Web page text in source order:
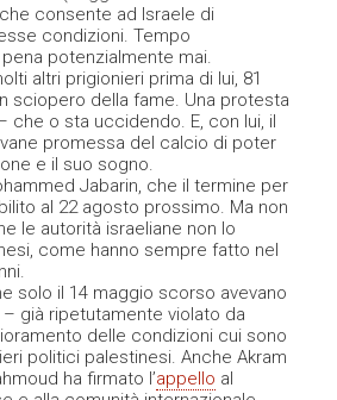
che consente ad Israele di
condizioni. Tempo
potenzialmente mai.
altri prigionieri prima di lui, 81
sciopero della fame. Una protesta
che o sta uccidendo. E, con lui, il
promessa del calcio di poter
e il suo sogno.
Jabarin, che il termine per
al 22 agosto prossimo. Ma non
le autorità israeliane non lo
come hanno sempre fatto nel
solo il 14 maggio scorso avevano
già ripetutamente violato da
delle condizioni cui sono
politici palestinesi. Anche Akram
ha firmato l’appello al